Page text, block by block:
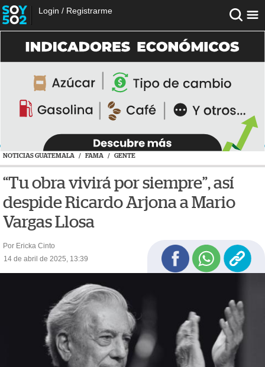
Login / Registrarme
NOTICIAS GUATEMALA / FAMA / GENTE
“Tu obra vivirá por siempre”, así
despide Ricardo Arjona a Mario
Vargas Llosa
Por Ericka Cinto
14 de abril de 2025, 13:39